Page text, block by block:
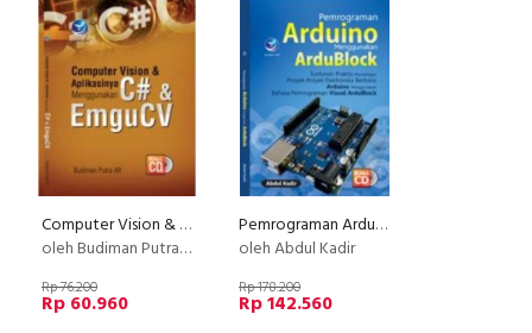
Computer Vision & Aplikasinya Menggunakan C# & EmguCV +CD
oleh Budiman Putra AR
Rp 76.200
Rp 60.960
Pemrograman Arduino Menggunakan ArduBlock + cd
oleh Abdul Kadir
Rp 178.200
Rp 142.560